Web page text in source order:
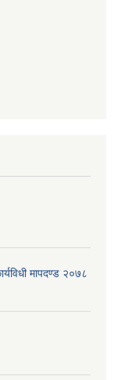
मापदण्ड २०७८